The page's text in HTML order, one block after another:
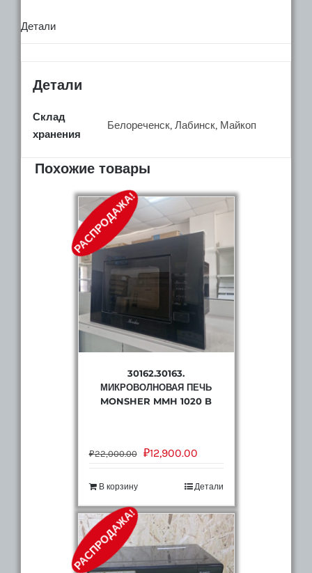
Детали
Детали
Склад
хранения
Белореченск, Лабинск, Майкоп
Похожие товары
РАСПРОДАЖА!
30162.30163.
МИКРОВОЛНОВАЯ ПЕЧЬ
MONSHER MMH 1020 B
₽22,000.00 ₽12,900.00
В корзину Детали
РАСПРОДАЖА!